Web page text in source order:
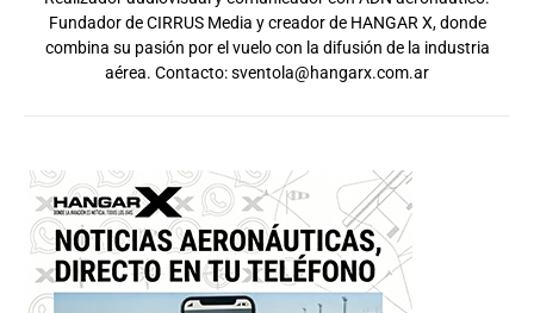
Fundador de CIRRUS Media y creador de HANGAR X, donde
combina su pasión por el vuelo con la difusión de la industria
aérea. Contacto:sventola@hangarx.com.ar